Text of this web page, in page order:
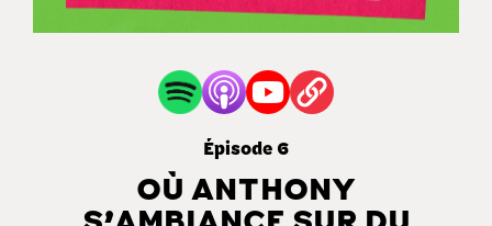
Épisode 6
OÙ ANTHONY